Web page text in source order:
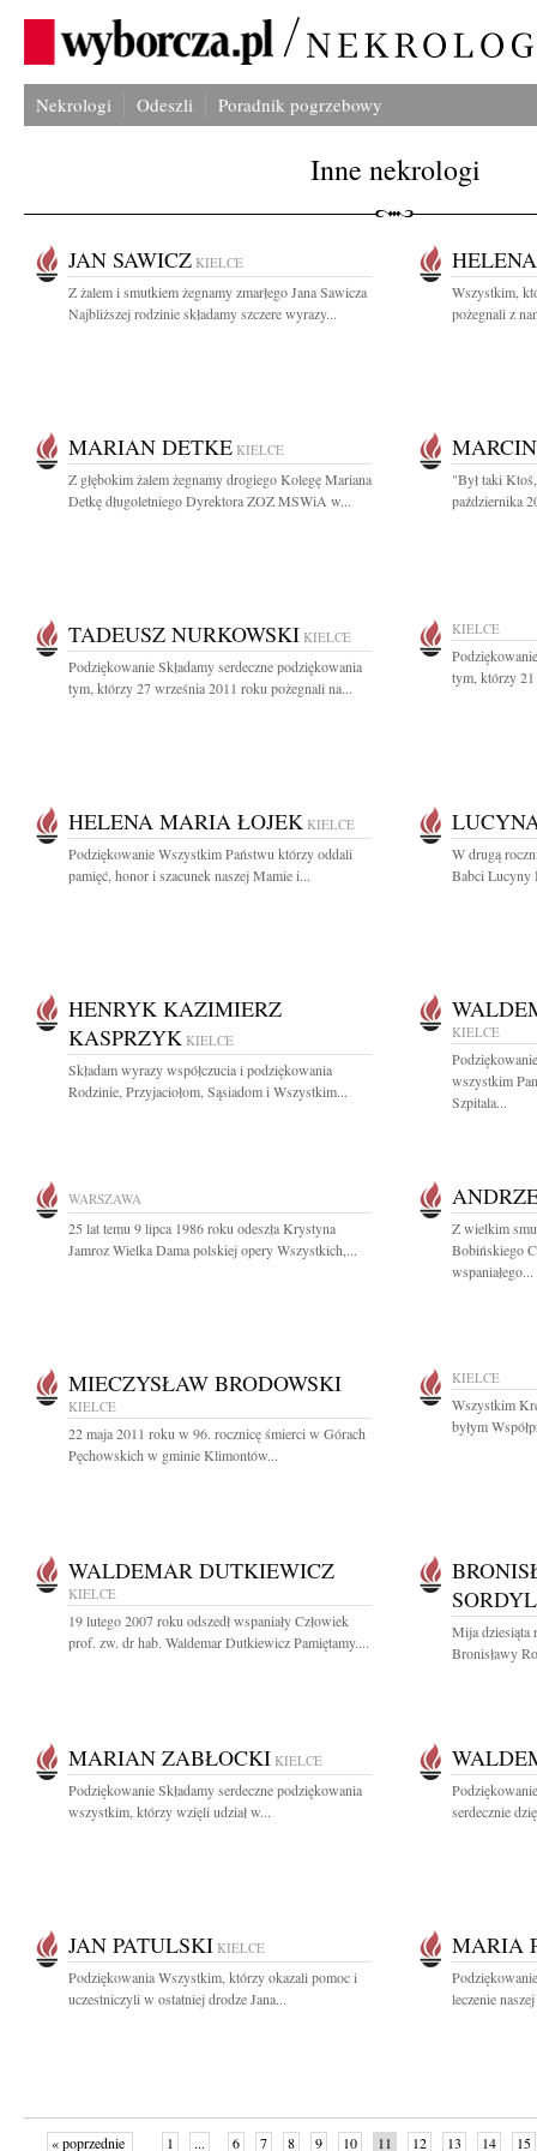
Nekrologi Odeszli Poradnik pogrzebowy
Inne nekrologi
JAN SAWICZ KIELCE
Z żalem i smutkiem żegnamy zmarłego Jana Sawicza
Najbliższej rodzinie składamy szczere wyrazy...
Wszystkim,
pożegnali z
MARIAN DETKE KIELCE
Z głębokim żalem żegnamy drogiego Kolegę Mariana
Detkę długoletniego Dyrektora ZOZ MSWiA w...
"Był taki
października
TADEUSZ NURKOWSKI KIELCE
Podziękowanie Składamy serdeczne podziękowania
tym, którzy 27 września 2011 roku pożegnali na...
KIELCE
tym, którzy
HELENA MARIA ŁOJEK KIELCE
Podziękowanie Wszystkim Państwu którzy oddali
pamięć, honor i szacunek naszej Mamie i...
W drugą
Babci Lucyny
HENRYK KAZIMIERZ
KASPRZYK KIELCE
Składam wyrazy współczucia i podziękowania
Rodzinie, Przyjaciołom, Sąsiadom i Wszystkim...
KIELCE
wszystkim
Szpitala...
WARSZAWA
25 lat temu 9 lipca 1986 roku odeszła Krystyna
Jamroz Wielka Dama polskiej opery Wszystkich,...
Z wielkim
Bobińskiego
wspaniałego...
MIECZYSŁAW BRODOWSKI
KIELCE
22 maja 2011 roku w 96. rocznicę śmierci w Górach
Pęchowskich w gminie Klimontów...
KIELCE
Wszystkim
byłym
WALDEMAR DUTKIEWICZ
KIELCE
19 lutego 2007 roku odszedł wspaniały Człowiek
prof. zw. dr hab. Waldemar Dutkiewicz Pamiętamy....
SORDYL
Mija dziesiąta
Bronisławy
MARIAN ZABŁOCKI KIELCE
Podziękowanie Składamy serdeczne podziękowania
wszystkim, którzy wzięli udział w...
serdecznie
JAN PATULSKI KIELCE
Podziękowania Wszystkim, którzy okazali pomoc i
uczestniczyli w ostatniej drodze Jana...
MARIA
leczenie
« poprzednie 1 ... 6 7 8 9 10 11 12 13 14 15